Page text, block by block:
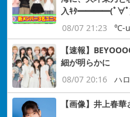
入ｷﾀ━━━━(ﾟ
08/07 21:23
℃-
【速報】
細が明らかに
08/07 20:16
ハ
【画像】井上春